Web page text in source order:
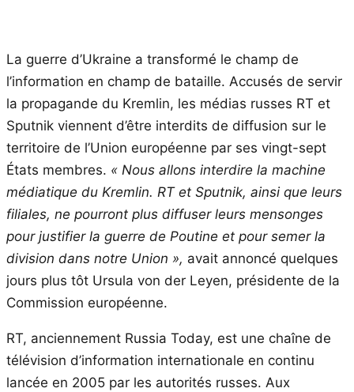
La guerre d’Ukraine a transformé le champ de
l’information en champ de bataille. Accusés de servir
la propagande du Kremlin, les médias russes RT et
Sputnik viennent d’être interdits de diffusion sur le
territoire de l’Union européenne par ses vingt-sept
États membres. « Nous allons interdire la machine
médiatique du Kremlin. RT et Sputnik, ainsi que leurs
filiales, ne pourront plus diffuser leurs mensonges
pour justifier la guerre de Poutine et pour semer la
division dans notre Union », avait annoncé quelques
jours plus tôt Ursula von der Leyen, présidente de la
Commission européenne.
RT, anciennement Russia Today, est une chaîne de
télévision d’information internationale en continu
lancée en 2005 par les autorités russes. Aux